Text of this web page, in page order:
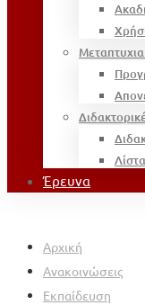
Έρευνα
Αρχική
Ανακοινώσεις
Εκπαίδευση